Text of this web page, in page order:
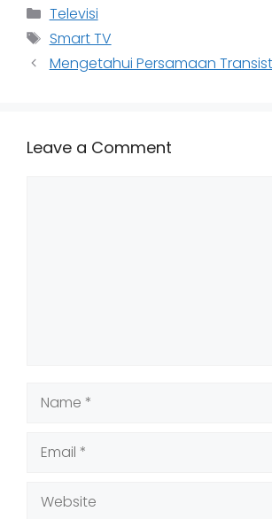
Categories
Televisi
Tags
Smart TV
Mengetahui Persamaan
Leave a Comment
Name
Email
Website